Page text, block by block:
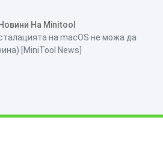
На Minitool
на macOS не можа да
[MiniTool News]